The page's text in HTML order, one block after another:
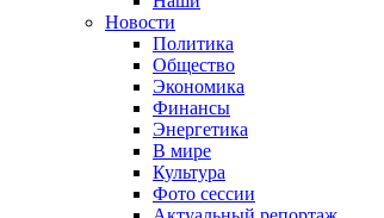
Новости
Политика
Общество
Экономика
Финансы
Энергетика
В мире
Культура
Фото сессии